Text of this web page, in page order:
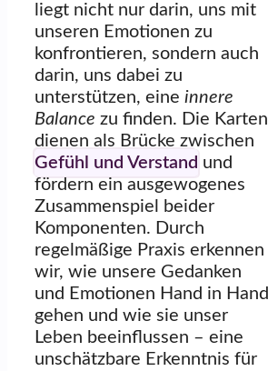
liegt nicht nur darin, uns mit
unseren Emotionen zu
konfrontieren, sondern auch
darin, uns dabei zu
unterstützen, eine innere
Balance zu finden. Die Karten
dienen als Brücke zwischen
Gefühl und Verstand und
fördern ein ausgewogenes
Zusammenspiel beider
Komponenten. Durch
regelmäßige Praxis erkennen
wir, wie unsere Gedanken
und Emotionen Hand in Hand
gehen und wie sie unser
Leben beeinflussen – eine
unschätzbare Erkenntnis für